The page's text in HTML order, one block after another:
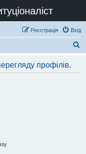
Вхід
Реєстрація
профілів.